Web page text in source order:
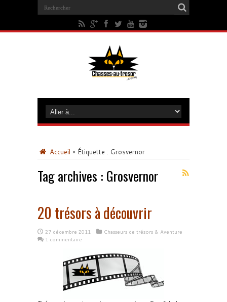
Accueil » Étiquette : Grosvernor
Tag archives : Grosvernor
20 trésors à découvrir
27 décembre 2011
Chasseurs de trésors & Aventure
1 commentaire